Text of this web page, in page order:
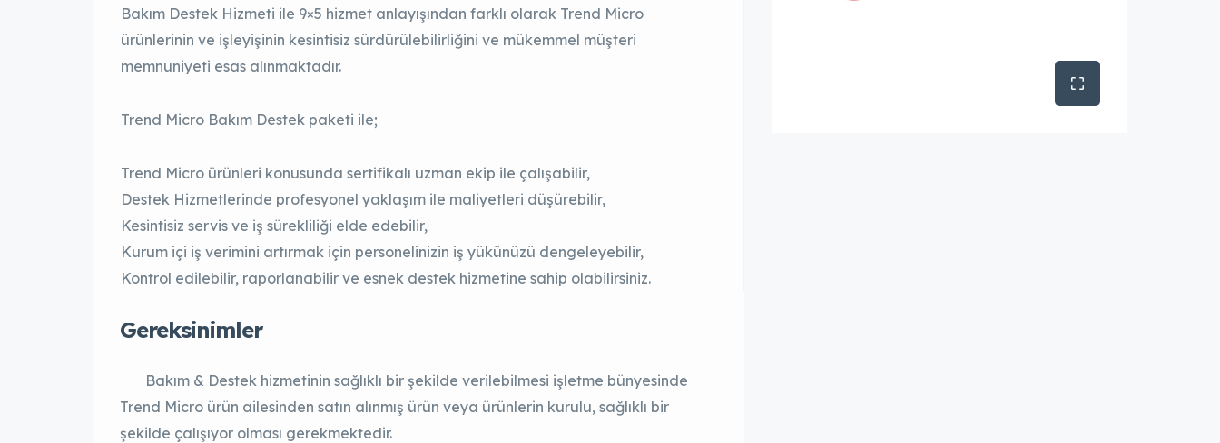
Bakım Destek Hizmeti ile 9×5 hizmet anlayışından farklı olarak Trend Micro
ürünlerinin ve işleyişinin kesintisiz sürdürülebilirliğini ve mükemmel müşteri
memnuniyeti esas alınmaktadır.
Trend Micro Bakım Destek paketi ile;
Trend Micro ürünleri konusunda sertifikalı uzman ekip ile çalışabilir,
Destek Hizmetlerinde profesyonel yaklaşım ile maliyetleri düşürebilir,
Kesintisiz servis ve iş sürekliliği elde edebilir,
Kurum içi iş verimini artırmak için personelinizin iş yükünüzü dengeleyebilir,
Kontrol edilebilir, raporlanabilir ve esnek destek hizmetine sahip olabilirsiniz.
Gereksinimler
Bakım & Destek hizmetinin sağlıklı bir şekilde verilebilmesi işletme bünyesinde
Trend Micro ürün ailesinden satın alınmış ürün veya ürünlerin kurulu, sağlıklı bir
şekilde çalışıyor olması gerekmektedir.